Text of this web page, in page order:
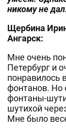
никому не
Щербина
Ангарск:
Мне очень
Петербург и
понравилось
фонтанов. Но
фонтаны-
шутихой
Мне было